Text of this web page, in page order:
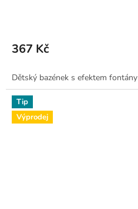
367 Kč
Dětský bazének s efektem fontány
Tip
Výprodej